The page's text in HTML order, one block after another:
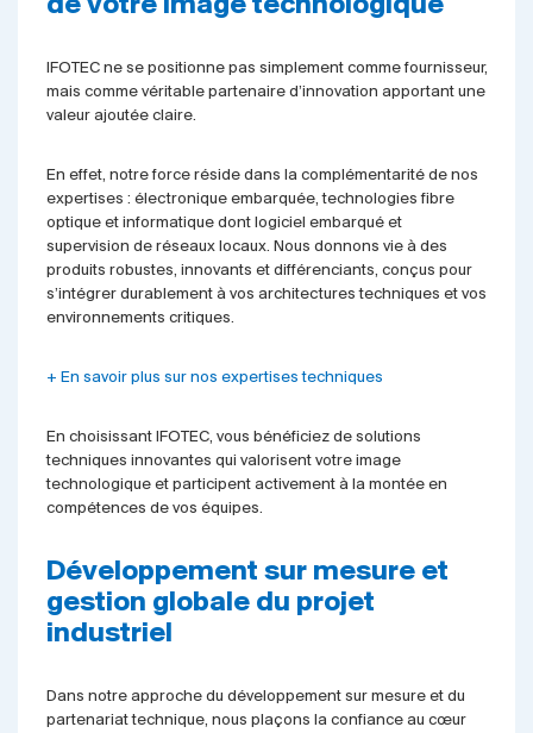
de votre image technologique
IFOTEC ne se positionne pas simplement comme fournisseur,
mais comme véritable partenaire d’innovation apportant une
valeur ajoutée claire.
En effet, notre force réside dans la complémentarité de nos
expertises : électronique embarquée, technologies fibre
optique et informatique dont logiciel embarqué et
supervision de réseaux locaux. Nous donnons vie à des
produits robustes, innovants et différenciants, conçus pour
s’intégrer durablement à vos architectures techniques et vos
environnements critiques.
+ En savoir plus sur nos expertises techniques
En choisissant IFOTEC, vous bénéficiez de solutions
techniques innovantes qui valorisent votre image
technologique et participent activement à la montée en
compétences de vos équipes.
Développement sur mesure et
gestion globale du projet
industriel
Dans notre approche du développement sur mesure et du
partenariat technique, nous plaçons la confiance au cœur